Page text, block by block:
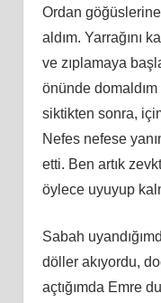
Ordan
aldım. Yarrağını
ve zıplamaya
önünde
siktikten sonra,
Nefes nefese
etti. Ben artık
öylece uyuyup
Sabah
döller akıyordu,
açtığımda Emre